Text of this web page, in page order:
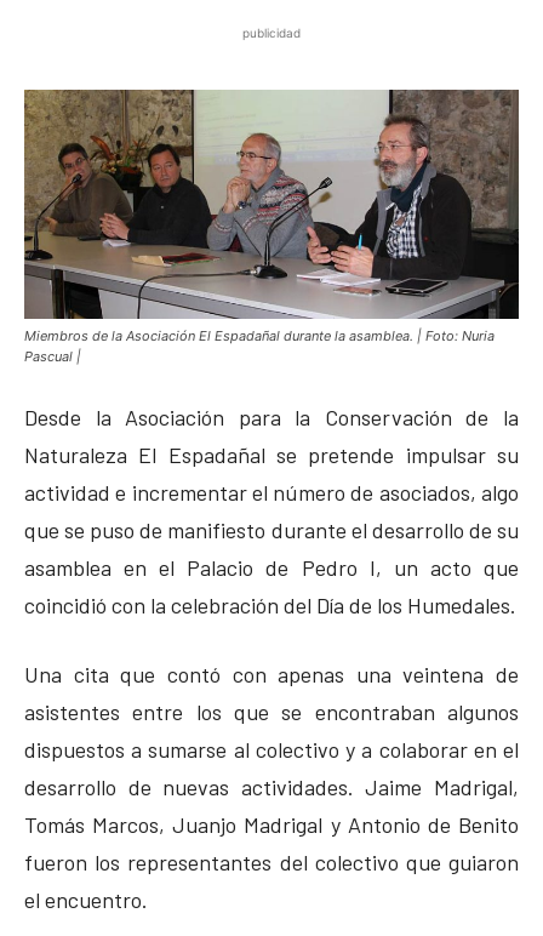
publicidad
Miembros de la Asociación El Espadañal durante la asamblea. | Foto: Nuria
Pascual |
Desde la Asociación para la Conservación de la
Naturaleza El Espadañal se pretende impulsar su
actividad e incrementar el número de asociados, algo
que se puso de manifiesto durante el desarrollo de su
asamblea en el Palacio de Pedro I, un acto que
coincidió con la celebración del Día de los Humedales.
Una cita que contó con apenas una veintena de
asistentes entre los que se encontraban algunos
dispuestos a sumarse al colectivo y a colaborar en el
desarrollo de nuevas actividades. Jaime Madrigal,
Tomás Marcos, Juanjo Madrigal y Antonio de Benito
fueron los representantes del colectivo que guiaron
el encuentro.